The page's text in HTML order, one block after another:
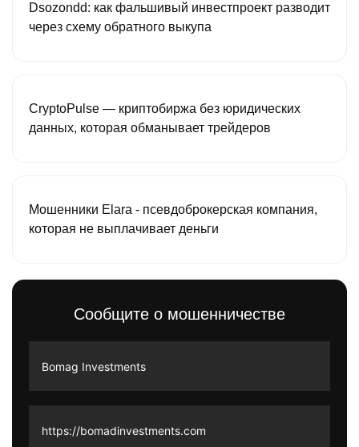
Dsozondd: как фальшивый инвестпроект разводит
через схему обратного выкупа
CryptoPulse — криптобиржа без юридических
данных, которая обманывает трейдеров
Мошенники Elara - псевдоброкерская компания,
которая не выплачивает деньги
Сообщите о мошенничестве